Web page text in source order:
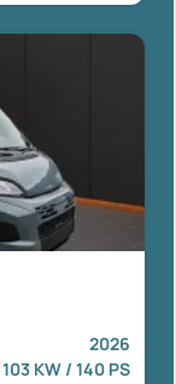
2026
103 KW / 140 PS